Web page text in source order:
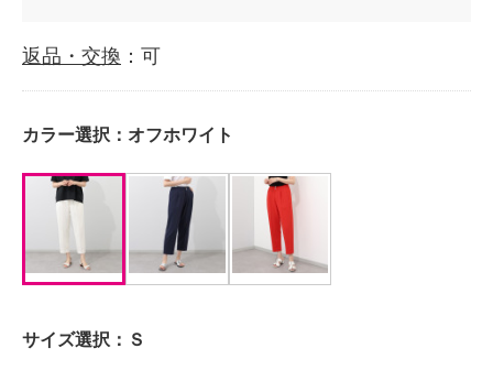
返品・交換 ：可
カラー選択： オフホワイト
サイズ選択： Ｓ